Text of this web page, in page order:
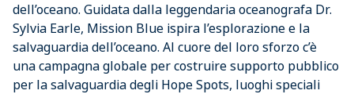
dell’oceano. Guidata dalla leggendaria oceanografa Dr.
Sylvia Earle, Mission Blue ispira l’esplorazione e la
salvaguardia dell’oceano. Al cuore del loro sforzo c’è
una campagna globale per costruire supporto pubblico
per la salvaguardia degli Hope Spots, luoghi speciali